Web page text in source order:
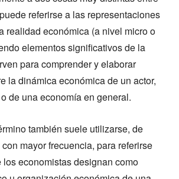
referirse a las representaciones
realidad económica (a nivel micro o
elementos significativos de la
para comprender y elaborar
la dinámica económica de un actor,
de una economía en general.
también suele utilizarse, de
mayor frecuencia, para referirse
economistas designan como